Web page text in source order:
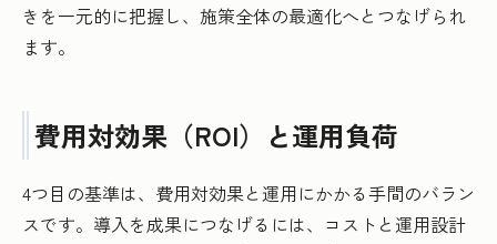
きを一元的に把握し、施策全体の最適化へとつなげられ
ます。
費用対効果（ROI）と運用負荷
4つ目の基準は、費用対効果と運用にかかる手間のバラン
スです。導入を成果につなげるには、コストと運用設計